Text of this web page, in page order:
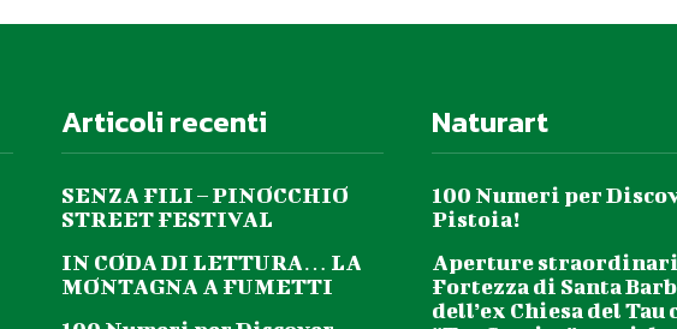
Articoli recenti
SENZA FILI – PINOCCHIO
STREET FESTIVAL
IN CODA DI LETTURA… LA
MONTAGNA A FUMETTI
Naturart
100 Numeri per
Pistoia!
Aperture
Fortezza di Santa
dell’ex Chiesa del Tau